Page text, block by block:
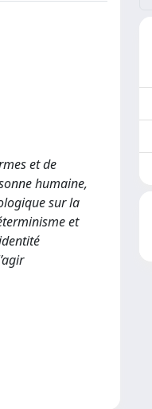
et de
humaine,
sur la
et